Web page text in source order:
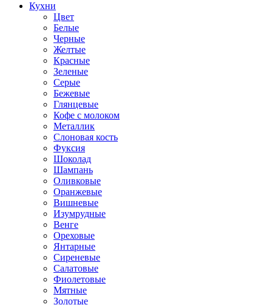
Кухни
Цвет
Белые
Черные
Желтые
Красные
Зеленые
Серые
Бежевые
Глянцевые
Кофе с молоком
Металлик
Слоновая кость
Фуксия
Шоколад
Шампань
Оливковые
Оранжевые
Вишневые
Изумрудные
Венге
Ореховые
Янтарные
Сиреневые
Салатовые
Фиолетовые
Мятные
Золотые